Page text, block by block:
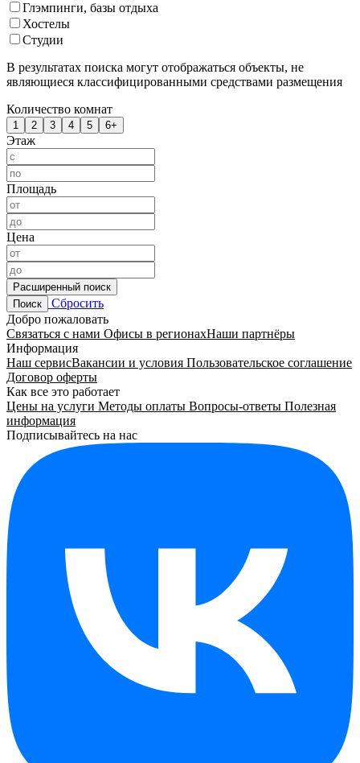
Глэмпинги, базы отдыха
Хостелы
Студии
В результатах поиска могут отображаться объекты, не
являющиеся классифицированными средствами размещения
Количество комнат
1 2 3 4 5 6+
Этаж
Площадь
Цена
Расширенный поиск
Поиск
Сбросить
Добро пожаловать
Связаться с нами Офисы в регионахНаши партнёры
Информация
Наш сервисВакансии и условия Пользовательское соглашение
Договор оферты
Как все это работает
Цены на услуги Методы оплаты Вопросы-ответы Полезная
информация
Подписывайтесь на нас